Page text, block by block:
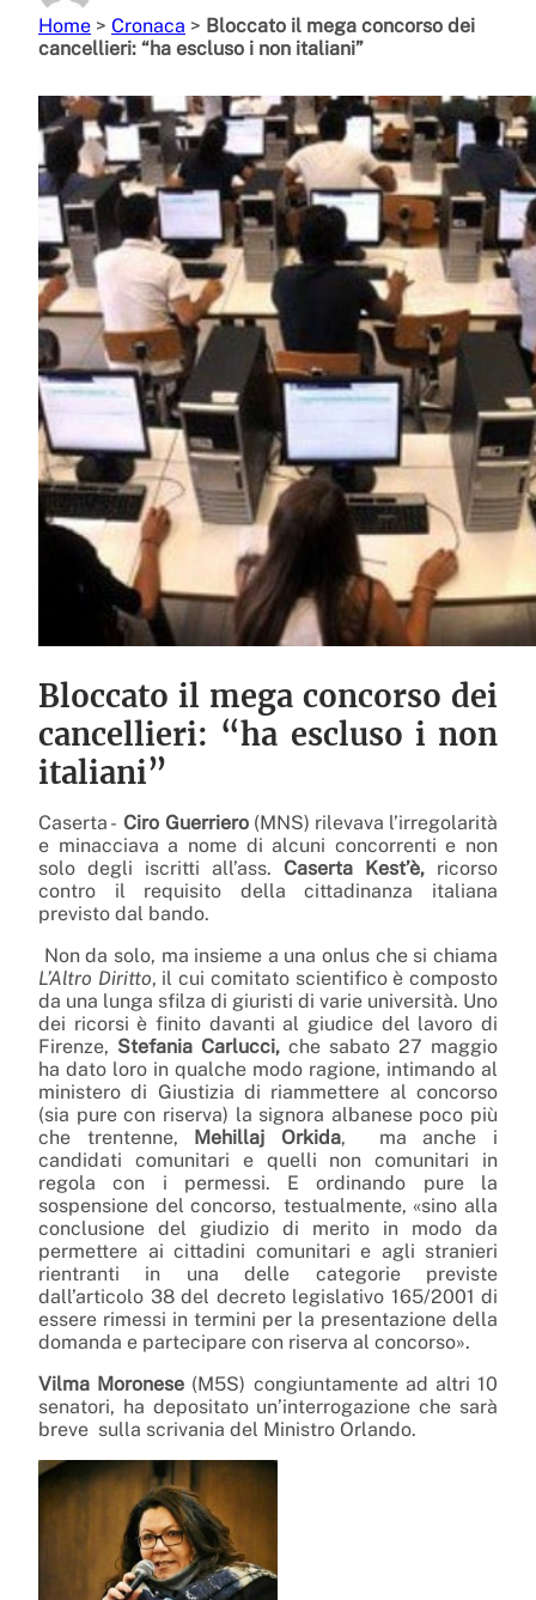
Home > Cronaca > Bloccato il mega concorso dei
cancellieri: “ha escluso i non italiani”
Bloccato il mega concorso dei
cancellieri: “ha escluso i non
italiani”
Caserta ­- Ciro Guerriero(MNS) rilevava l’irregolarità
e minacciava a nome di alcuni concorrenti e non
solo degli iscritti all’ass. Caserta Kest’è, ricorso
contro il requisito della cittadinanza italiana
previsto dal bando.
Non da solo, ma insieme a una onlus che si chiama
L’Altro Diritto, il cui comitato scientifico è composto
da una lunga sfilza di giuristi di varie università. Uno
dei ricorsi è finito davanti al giudice del lavoro di
Firenze, Stefania Carlucci, che sabato 27 maggio
ha dato loro in qualche modo ragione, intimando al
ministero di Giustizia di riammettere al concorso
(sia pure con riserva) la signora albanese poco più
che trentenne,
Mehillaj Orkida, ma anche i
candidati comunitari e quelli non comunitari in
regola con i permessi. E ordinando pure la
sospensione del concorso, testualmente, «sino alla
conclusione del giudizio di merito in modo da
permettere ai cittadini comunitari e agli stranieri
rientranti in una delle categorie previste
dall’articolo 38 del decreto legislativo 165/2001 di
essere rimessi in termini per la presentazione della
domanda e partecipare con riserva al concorso».
Vilma Moronese (M5S) congiuntamente ad altri 10
senatori, ha depositato un’interrogazione che sarà
breve sulla scrivania del Ministro Orlando.